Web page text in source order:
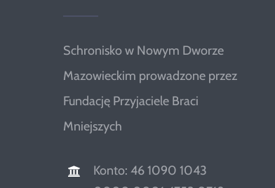
Schronisko w Nowym Dworze
Mazowieckim prowadzone przez
Fundację Przyjaciele Braci
Mniejszych
Konto: 46 1090 1043